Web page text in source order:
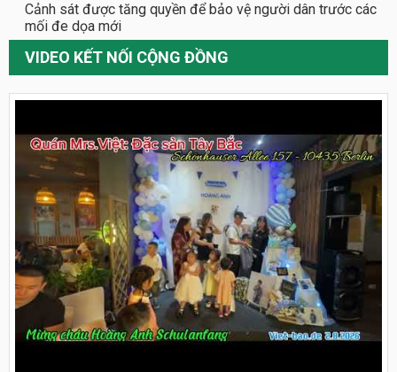
Cảnh sát được tăng quyền để bảo vệ người dân trước các
mối đe dọa mới
VIDEO KẾT NỐI CỘNG ĐỒNG